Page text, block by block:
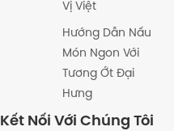
Vị Việt
Hướng Dẫn Nấu
Món Ngon Với
Tương Ớt Đại
Hưng
Kết Nối Với Chúng Tôi